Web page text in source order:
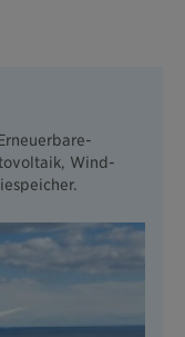
Wind-